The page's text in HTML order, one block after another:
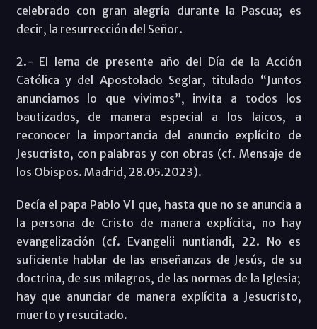
celebrado con gran alegría durante la Pascua; es
decir, la resurrección del Señor.
2.- El lema de presente año del Día de la Acción
Católica y del Apostolado Seglar, titulado “Juntos
anunciamos lo que vivimos”, invita a todos los
bautizados, de manera especial a los laicos, a
reconocer la importancia del anuncio explícito de
Jesucristo, con palabras y con obras (cf. Mensaje de
los Obispos. Madrid, 28.05.2023).
Decía el papa Pablo VI que, hasta que no se anuncia a
la persona de Cristo de manera explícita, no hay
evangelización (cf. Evangelii nuntiandi, 22. No es
suficiente hablar de las enseñanzas de Jesús, de su
doctrina, de sus milagros, de las normas de la Iglesia;
hay que anunciar de manera explícita a Jesucristo,
muerto y resucitado.